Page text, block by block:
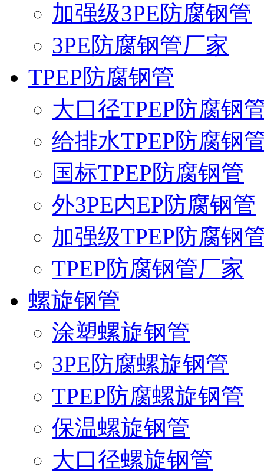
加强级3PE防腐钢管
3PE防腐钢管厂家
TPEP防腐钢管
大口径TPEP防腐钢
给排水TPEP防腐钢
国标TPEP防腐钢管
外3PE内EP防腐钢管
加强级TPEP防腐钢
TPEP防腐钢管厂家
螺旋钢管
涂塑螺旋钢管
3PE防腐螺旋钢管
TPEP防腐螺旋钢管
保温螺旋钢管
大口径螺旋钢管